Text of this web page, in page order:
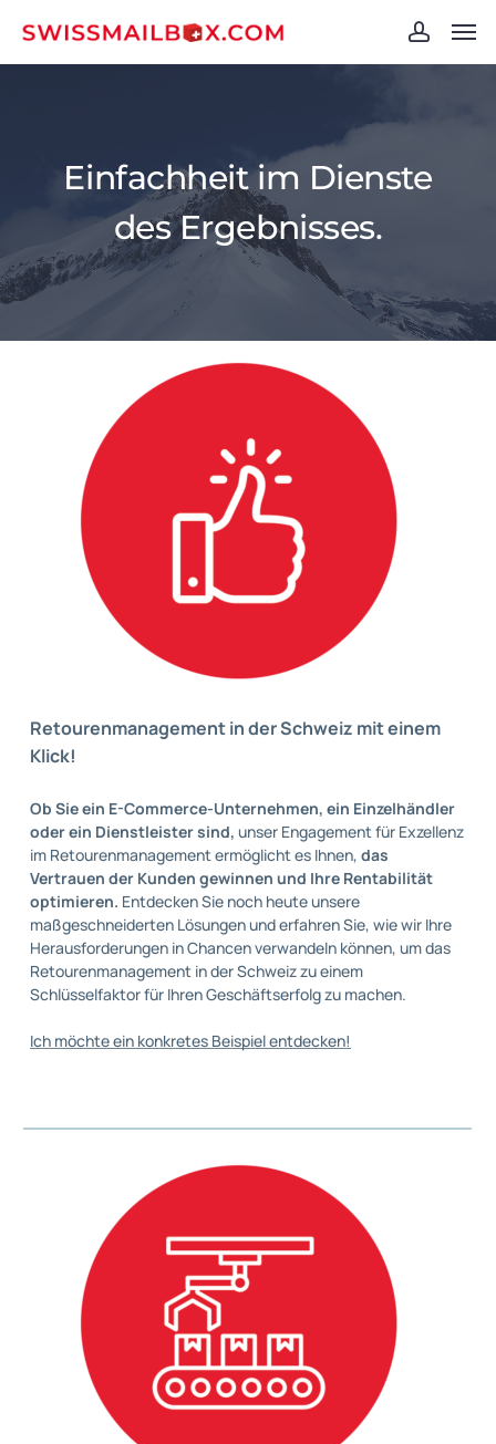
main
account
Einfachheit im Dienste
des Ergebnisses.
Retourenmanagement in der Schweiz mit einem
Klick!
Ob Sie ein E-Commerce-Unternehmen, ein Einzelhändler
oder ein Dienstleister sind, unser Engagement für Exzellenz
im Retourenmanagement ermöglicht es Ihnen,das
Vertrauen der Kunden gewinnen und Ihre Rentabilität
optimieren. Entdecken Sie noch heute unsere
maßgeschneiderten Lösungen und erfahren Sie, wie wir Ihre
Herausforderungen in Chancen verwandeln können, um das
Retourenmanagement in der Schweiz zu einem
Schlüsselfaktor für Ihren Geschäftserfolg zu machen.
Ich möchte ein konkretes Beispiel entdecken!